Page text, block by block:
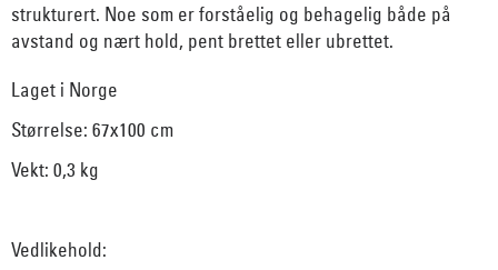
strukturert. Noe som er forståelig og behagelig både på
avstand og nært hold, pent brettet eller ubrettet.
Laget i Norge
Størrelse: 67x100 cm
Vekt: 0,3 kg
Vedlikehold: